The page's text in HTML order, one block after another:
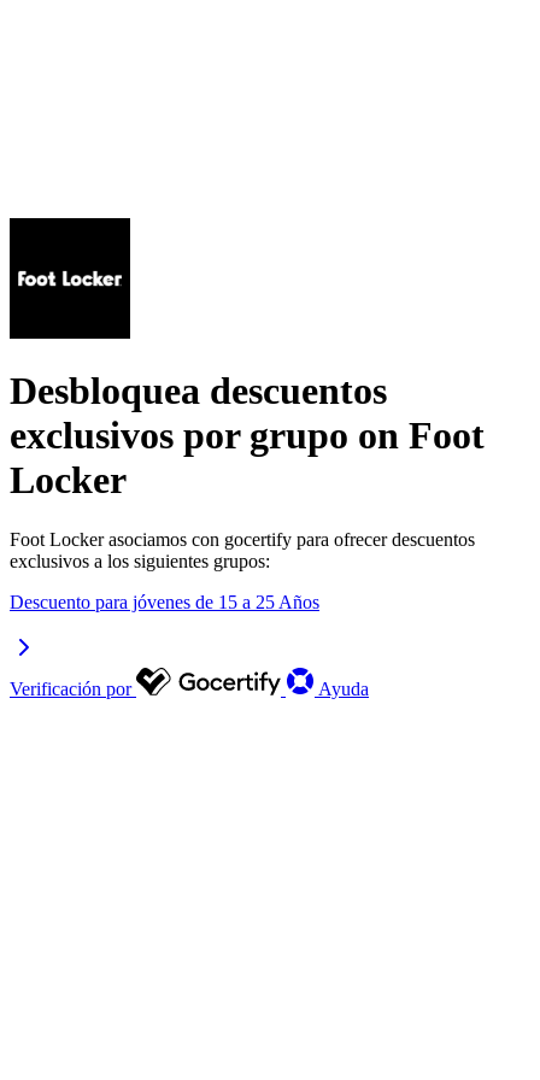
Desbloquea descuentos
exclusivos por grupo on Foot
Locker
Foot Locker asociamos con gocertify para ofrecer descuentos
exclusivos a los siguientes grupos:
Descuento para jóvenes de 15 a 25 Años
Verificación por Ayuda